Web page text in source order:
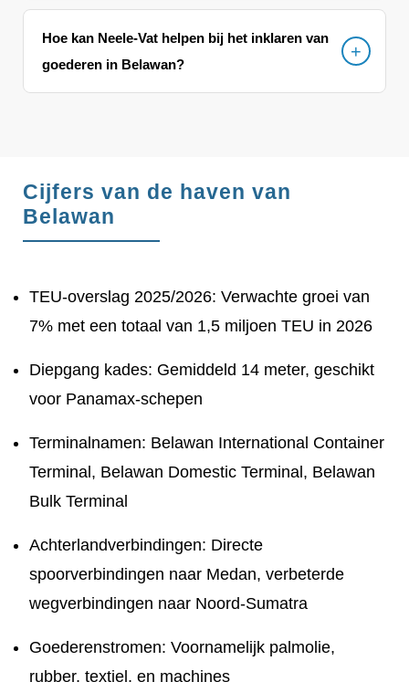
Hoe kan Neele-Vat helpen bij het inklaren van
goederen in Belawan?
Cijfers van de haven van
Belawan
TEU-overslag 2025/2026: Verwachte groei van
7% met een totaal van 1,5 miljoen TEU in 2026
Diepgang kades: Gemiddeld 14 meter, geschikt
voor Panamax-schepen
Terminalnamen: Belawan International Container
Terminal, Belawan Domestic Terminal, Belawan
Bulk Terminal
Achterlandverbindingen: Directe
spoorverbindingen naar Medan, verbeterde
wegverbindingen naar Noord-Sumatra
Goederenstromen: Voornamelijk palmolie,
rubber, textiel, en machines